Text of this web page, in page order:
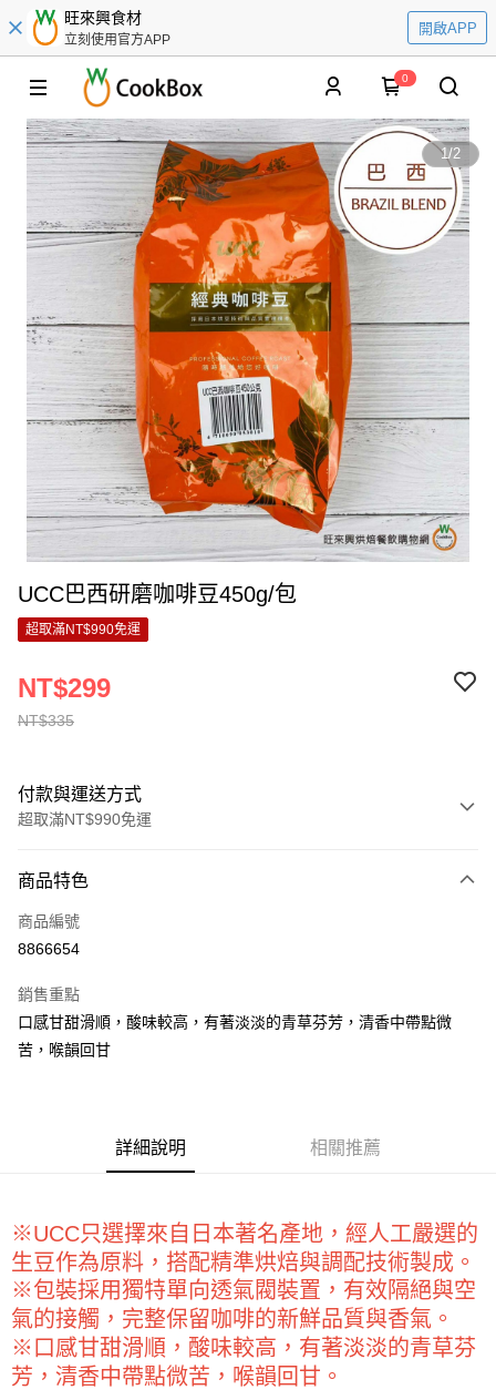
旺來興食材
立刻使用官方APP
開啟APP
0
1/2
UCC巴西研磨咖啡豆450g/包
超取滿NT$990免運
NT$335
NT$299
付款與運送方式
超取滿NT$990免運
信用卡一次付款
超商取貨付款
Apple Pay
街口支付
【關於「AFTEE先享後付」】
AFTEE先享後付是「在收到商品之後才付款」的支付方式。 讓您購物簡單
便利好安心！
１．簡單：不需註冊會員、不需綁卡、不需儲值。
２．便利：只要手機號碼，簡訊認證，即可結帳。
３．安心：先確認商品／服務後，再付款。
【「AFTEE先享後付」結帳流程】
ATM付款
運送方式
全家取貨付款-重量限制含紙箱10kg，請控制商品重量在9~9.5
kg
商品特色
商品編號
8866654
銷售重點
口感甘甜滑順，酸味較高，有著淡淡的青草芬芳，清香中帶點微
苦，喉韻回甘
詳細說明 相關推薦
※UCC只選擇來自日本著名產地，經人工嚴選的
生豆作為原料，搭配精準烘焙與調配技術製成。
※包裝採用獨特單向透氣閥裝置，有效隔絕與空
氣的接觸，完整保留咖啡的新鮮品質與香氣。
※口感甘甜滑順，酸味較高，有著淡淡的青草芬
芳，清香中帶點微苦，喉韻回甘。